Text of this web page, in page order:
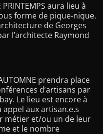
PRINTEMPS aura lieu à
forme de pique-nique.
de Georges
l’architecte Raymond
prendra place
d’artisans par
Le lieu est encore à
aux artisan.e.s
métier et/ou un de leur
et le nombre